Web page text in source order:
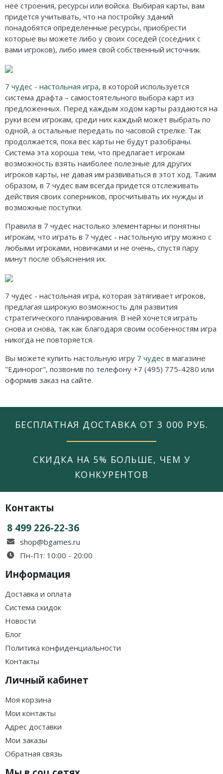
неё строения, ресурсы или войска. Выбирая карты, вам
придется учитывать, что на постройку зданий
понадобятся определенные ресурсы, приобрести
которые вы можете либо у своих соседей (соседних с
вами игроков), либо имея свой собственный источник.
7 чудес - настольная игра, в которой используется
система драфта – самостоятельного выбора карт из
предложенных. Перед каждым ходом карты раздаются на
руки всем игрокам, среди них каждый может выбрать по
одной, а остальные передать по часовой стрелке. Так
продолжается, пока вес карты не будут разобраны.
Система эта хороша тем, что предлагает игрокам
возможность взять наиболее полезные для других
игроков карты, не давая им развиваться в этот ход. Таким
образом, в 7 чудес вам всегда придется отслеживать
действия своих соперников, просчитывать их нужды и
возможные поступки.
Правила в 7 чудес настолько элементарны и понятны
игрокам, что играть в 7 чудес - настольную игру можно с
любыми игроками, новичками и не очень, спустя пару
минут после объяснения их.
7 чудес - настольная игра, которая затягивает игроков,
предлагая широкую возможность для развития
стратегического планирования. В ней хочется играть
снова и снова, так как благодаря своим особенностям игра
никогда не повторяется.
Вы можете купить настольную игру 7 чудес в магазине
"Единорог", позвонив по телефону +7 (495) 775-4280 или
оформив заказ на сайте.
БЕСПЛАТНАЯ ДОСТАВКА ОТ 3 000 РУБ.
СКИДКА НА 5% БОЛЬШЕ, ЧЕМ У
КОНКУРЕНТОВ
Контакты
8 499 226-22-36
shop@bgames.ru
Пн-Пт: 10:00 - 20:00
Информация
Доставка и оплата
Система скидок
Новости
Блог
Политика конфиденциальности
Контакты
Личный кабинет
Моя корзина
Мои контакты
Адрес доставки
Мои заказы
Обратная связь